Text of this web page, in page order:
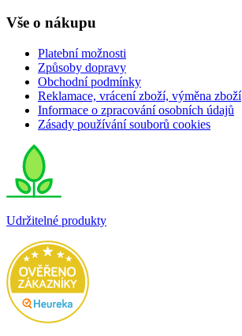
Vše o nákupu
Platební možnosti
Způsoby dopravy
Obchodní podmínky
Reklamace, vrácení zboží, výměna zboží
Informace o zpracování osobních údajů
Zásady používání souborů cookies
Udržitelné produkty